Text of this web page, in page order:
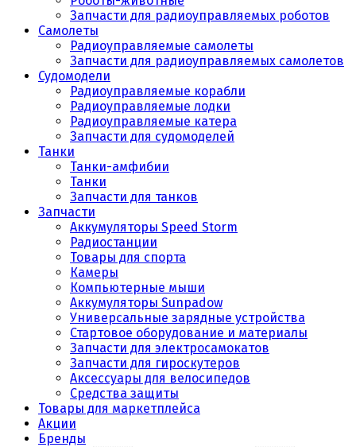
Запчасти для радиоуправляемых роботов
Самолеты
Радиоуправляемые самолеты
Запчасти для радиоуправляемых самолетов
Судомодели
Радиоуправляемые корабли
Радиоуправляемые лодки
Радиоуправляемые катера
Запчасти для судомоделей
Танки
Танки-амфибии
Танки
Запчасти для танков
Запчасти
Аккумуляторы Speed Storm
Радиостанции
Товары для спорта
Камеры
Компьютерные мыши
Аккумуляторы Sunpadow
Универсальные зарядные устройства
Стартовое оборудование и материалы
Запчасти для электросамокатов
Запчасти для гироскутеров
Аксессуары для велосипедов
Средства защиты
Товары для маркетплейса
Акции
Бренды